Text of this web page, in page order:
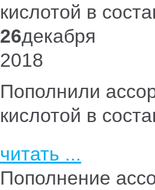
кислотой в
26декабря
2018
Пополнили
кислотой в
читать ...
Пополнение